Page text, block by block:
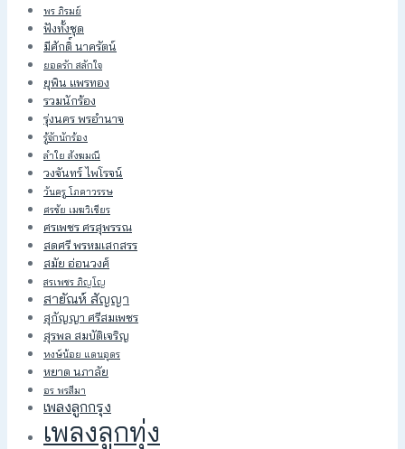
พร ภิรมย์
ฟังทั้งชุด
มีศักดิ์ นาครัตน์
ยอดรัก สลักใจ
ยุพิน แพรทอง
รวมนักร้อง
รุ่งนคร พรอำนาจ
รู้จักนักร้อง
ลำใย สังฆมณี
วงจันทร์ ไพโรจน์
วันครู โภคาวรรษ
ศรชัย เมฆวิเชียร
ศรเพชร ศรสุพรรณ
สดศรี พรหมเสกสรร
สมัย อ่อนวงศ์
สรเพชร ภิญโญ
สายัณห์ สัญญา
สุกัญญา ศรีสมเพชร
สุรพล สมบัติเจริญ
หงษ์น้อย แดนอุดร
หยาด นภาลัย
อร พรสีมา
เพลงลูกกรุง
เพลงลูกทุ่ง